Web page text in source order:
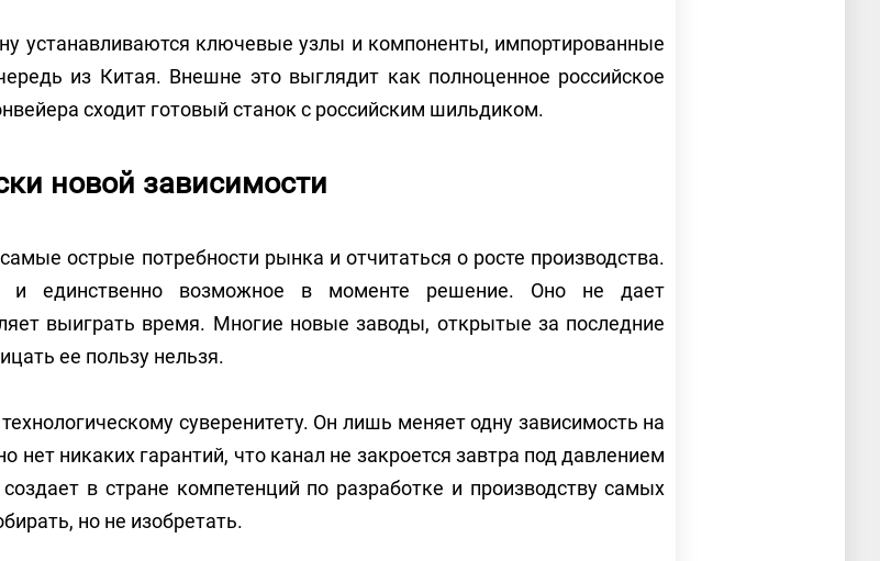
устанавливаются ключевые узлы и компоненты, импортированные
из Китая. Внешне это выглядит как полноценное российское
сходит готовый станок с российским шильдиком.
новой зависимости
острые потребности рынка и отчитаться о росте производства.
и единственно возможное в моменте решение. Оно не дает
выиграть время. Многие новые заводы, открытые за последние
ее пользу нельзя.
суверенитету. Он лишь меняет одну зависимость на
нет никаких гарантий, что канал не закроется завтра под давлением
в стране компетенций по разработке и производству самых
но не изобретать.